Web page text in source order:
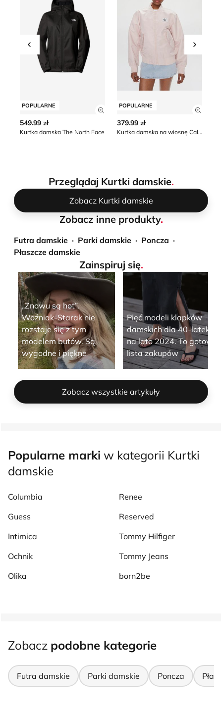
Przesuń w lewo
POPULARNE
Zobacz szczegóły produktu
549.99 zł
Kurtka damska The North Face
POPULARNE
379.99 zł
Kurtka damska na wiosnę Calvin Klein Jeans
Przeglądaj Kurtki damskie.
Zobacz Kurtki damskie
Zobacz inne produkty.
Futra damskie Parki damskie
Poncza
Płaszcze damskie
Zainspiruj się.
„Znowu są hot”.
Woźniak-Starak nie
rozstaje się z tym
modelem butów. Są
wygodne i piękne
Pięć modeli klapków
damskich dla 40-latek
na lato 2024. To gotowa
lista zakupów
Zobacz wszystkie artykuły
Popularne marki w kategorii Kurtki
damskie
Columbia
Guess
Intimica
Ochnik
Olika
Renee
Reserved
Tommy Hilfiger
Tommy Jeans
born2be
Zobacz podobne kategorie
Futra damskie Parki damskie Poncza